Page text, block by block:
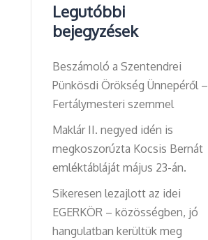
Legutóbbi
bejegyzések
Beszámoló a Szentendrei
Pünkösdi Örökség Ünnepéről –
Fertálymesteri szemmel
Maklár II. negyed idén is
megkoszorúzta Kocsis Bernát
emléktábláját május 23-án.
Sikeresen lezajlott az idei
EGERKÖR – közösségben, jó
hangulatban kerültük meg